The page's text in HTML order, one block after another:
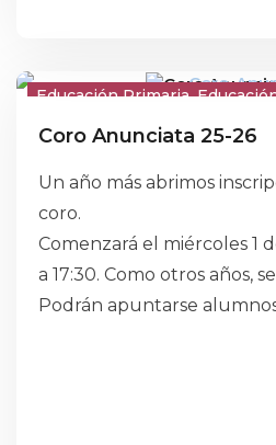
Educación Primaria
Escuela Infantil
Eventos
Coro Anunciata 25-26
Un año más abrimos
coro.
Comenzará el miércoles 1
a 17:30. Como otros años,
Podrán apuntarse